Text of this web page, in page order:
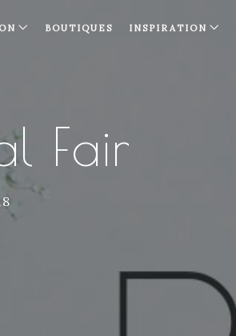
BOUTIQUES INSPIRATION
Fair